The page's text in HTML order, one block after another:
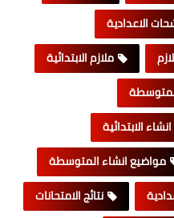
الاعدادية
ملازم الابتدائية
الابتدائية
مواضيع انشاء المتوسطة
نتائج الامتحانات